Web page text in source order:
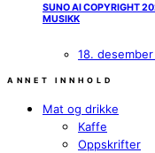
SUNO AI COPYRIGHT
MUSIKK
18.
ANNET INNHOLD
Mat og drikke
Kaffe
Oppskrifter